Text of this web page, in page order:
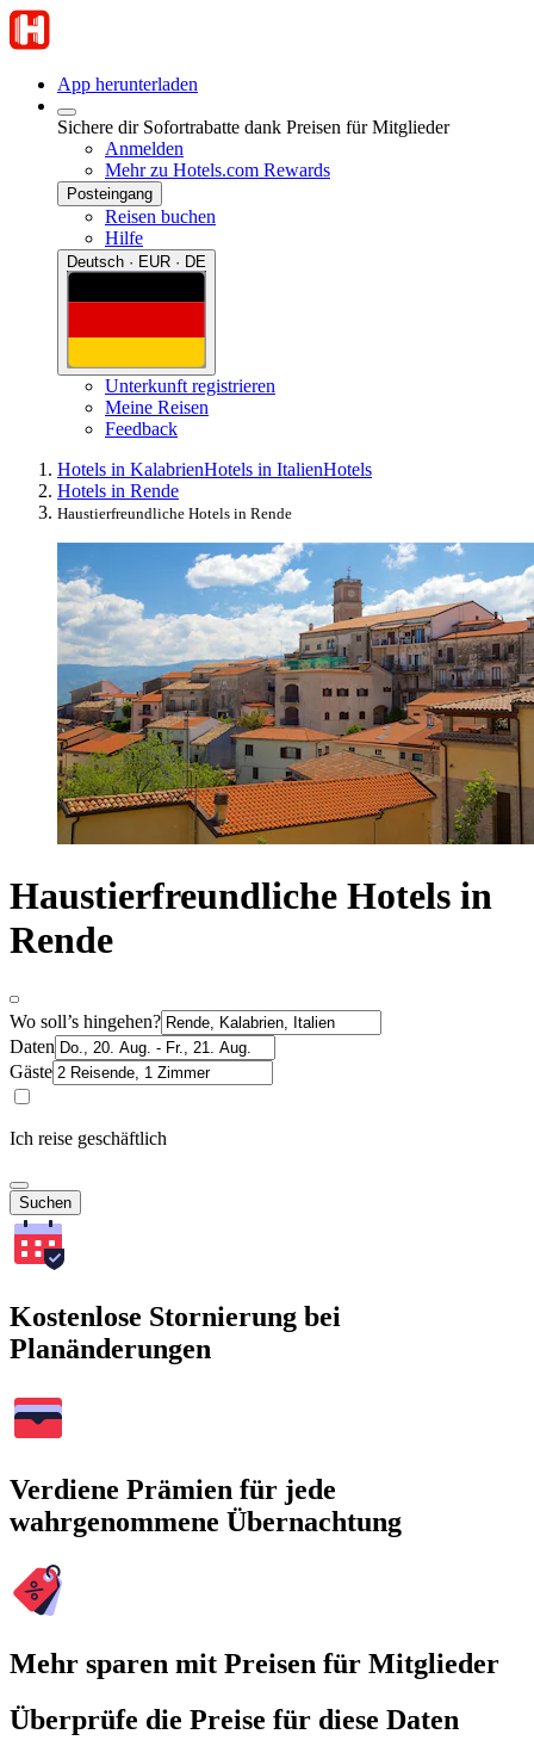
App herunterladen
Sichere dir Sofortrabatte dank Preisen für Mitglieder
Anmelden
Mehr zu Hotels.com Rewards
Posteingang
Reisen buchen
Hilfe
Deutsch · EUR · DE
Unterkunft registrieren
Meine Reisen
Feedback
Hotels in KalabrienHotels in ItalienHotels
Hotels in Rende
Haustierfreundliche Hotels in Rende
Haustierfreundliche Hotels in
Rende
Wo soll’s hingehen?
Daten
Gäste
Ich reise geschäftlich
Suchen
Kostenlose Stornierung bei
Planänderungen
Verdiene Prämien für jede
wahrgenommene Übernachtung
Mehr sparen mit Preisen für Mitglieder
Überprüfe die Preise für diese Daten